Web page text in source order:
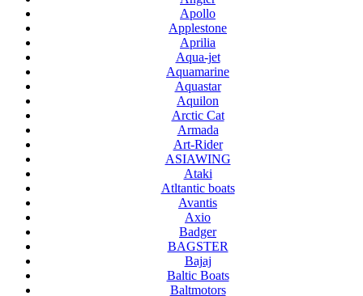
Apollo
Applestone
Aprilia
Aqua-jet
Aquamarine
Aquastar
Aquilon
Arctic Cat
Armada
Art-Rider
ASIAWING
Ataki
Atltantic boats
Avantis
Axio
Badger
BAGSTER
Bajaj
Baltic Boats
Baltmotors